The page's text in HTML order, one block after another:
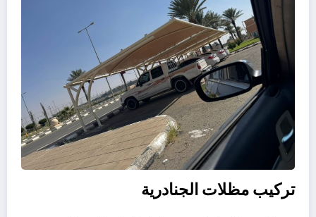
تركيب مظلات الجنادرية